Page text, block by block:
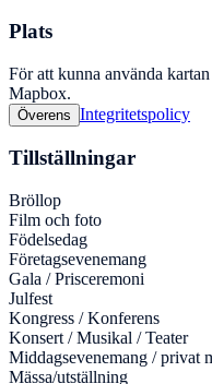
Plats
För att kunna använda
Mapbox.
Överens Integritetspolicy
Tillställningar
Bröllop
Film och foto
Födelsedag
Företagsevenemang
Gala / Prisceremoni
Julfest
Kongress / Konferens
Konsert / Musikal / Teater
Middagsevenemang / privat
Mässa/utställning